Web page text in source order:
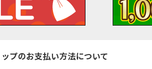
プのお支払い方法について